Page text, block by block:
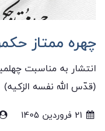
چهره ممتاز
انتشار به‌ مناسبت
(قدّس الله نفسه الزکیه)